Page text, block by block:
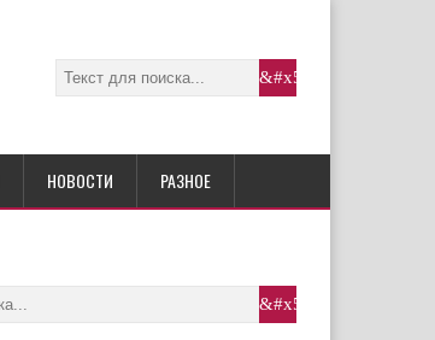
НОВОСТИ РАЗНОЕ